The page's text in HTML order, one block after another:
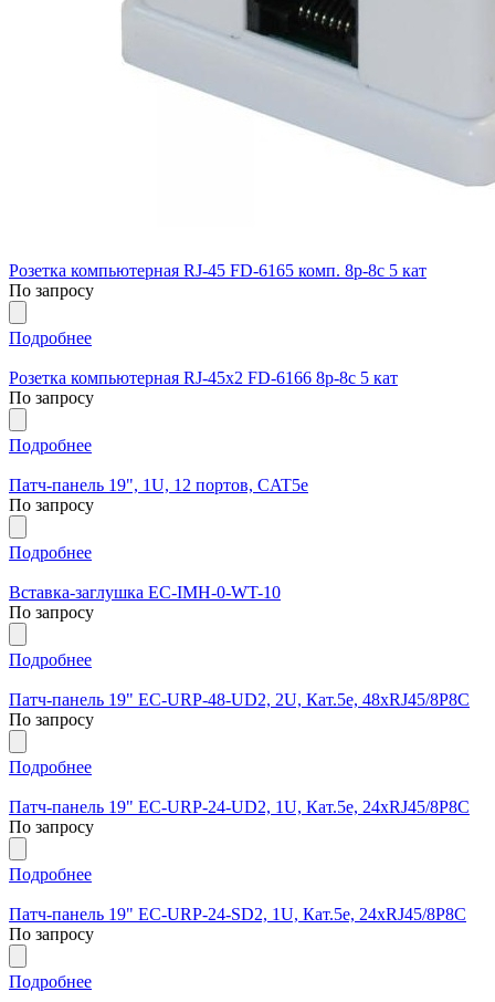
Розетка компьютерная RJ-45 FD-6165 комп. 8р-8с 5 кат
По запросу
Подробнее
Розетка компьютерная RJ-45x2 FD-6166 8р-8с 5 кат
По запросу
Подробнее
Патч-панель 19", 1U, 12 портов, CAT5e
По запросу
Подробнее
Вставка-заглушка EC-IMH-0-WT-10
По запросу
Подробнее
Патч-панель 19" EC-URP-48-UD2, 2U, Кат.5e, 48хRJ45/8P8C
По запросу
Подробнее
Патч-панель 19" EC-URP-24-UD2, 1U, Кат.5e, 24хRJ45/8P8C
По запросу
Подробнее
Патч-панель 19" EC-URP-24-SD2, 1U, Кат.5e, 24хRJ45/8P8C
По запросу
Подробнее